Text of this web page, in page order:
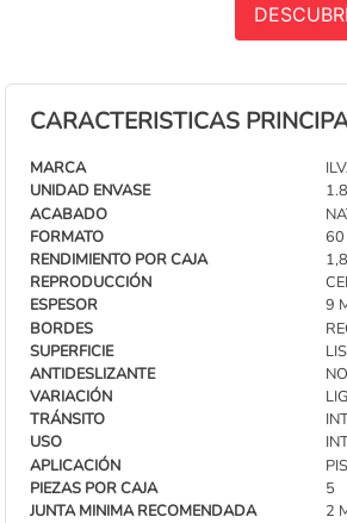
CARACTERISTICAS
MARCA
UNIDAD ENVASE
ACABADO
FORMATO
60
RENDIMIENTO POR CAJA
REPRODUCCIÓN
ESPESOR
9
BORDES
SUPERFICIE
ANTIDESLIZANTE
NO
VARIACIÓN
TRÁNSITO
USO
APLICACIÓN
PIEZAS POR CAJA
5
JUNTA MINIMA RECOMENDADA
2